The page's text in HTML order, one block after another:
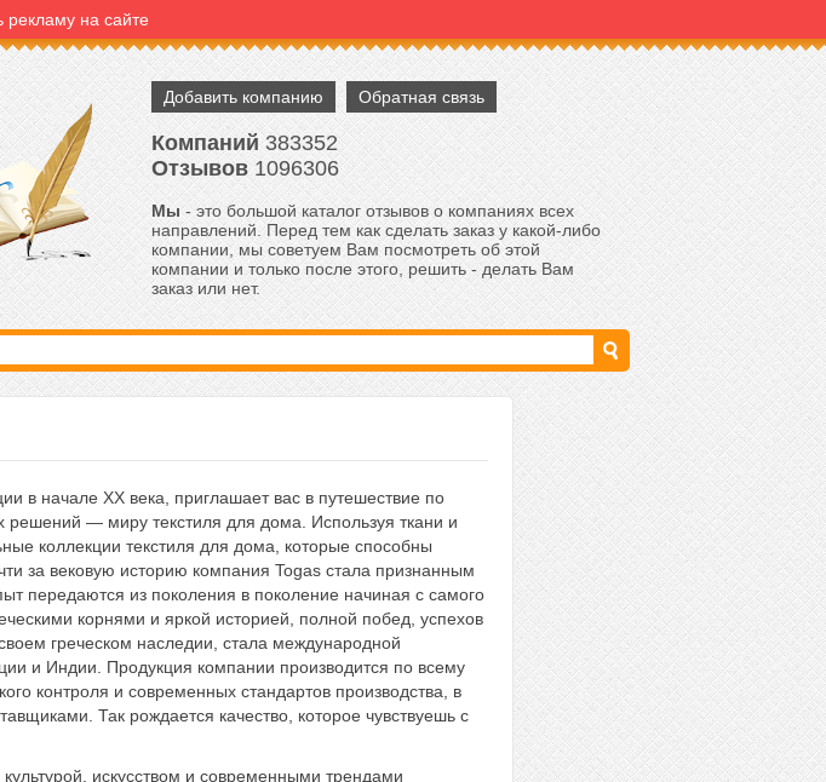
рекламу на сайте
Добавить компанию Обратная связь
Компаний383352
Отзывов1096306
Мы- это большой каталог отзывов о компаниях всех
направлений. Перед тем как сделать заказ у какой-либо
компании, мы советуем Вам посмотреть об этой
компании и только после этого, решить - делать Вам
заказ или нет.
в начале ХХ века, приглашает вас в путешествие по
решений — миру текстиля для дома. Используя ткани и
коллекции текстиля для дома, которые способны
за вековую историю компания Togas стала признанным
передаются из поколения в поколение начиная с самого
корнями и яркой историей, полной побед, успехов
греческом наследии, стала международной
и Индии. Продукция компании производится по всему
контроля и современных стандартов производства, в
Так рождается качество, которое чувствуешь с
искусством и современными трендами